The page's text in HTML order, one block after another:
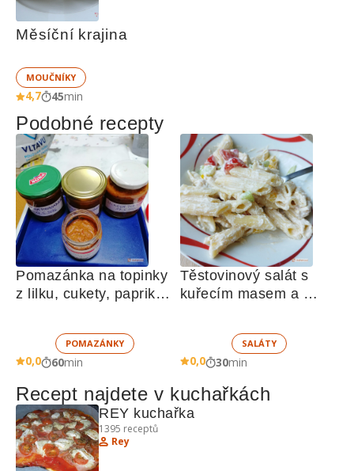
Měsíční krajina
MOUČNÍKY
4,7 45min
Podobné recepty
Pomazánka na topinky
z lilku, cukety, paprik,
žampionů
POMAZÁNKY
0,0 60min
Těstovinový salát s
kuřecím masem a
SALÁTY
0,0 30min
Recept najdete v kuchařkách
REY kuchařka
1395 receptů
Rey